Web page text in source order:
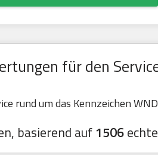
für den
rund um das Kennzeichen
basierend auf1506